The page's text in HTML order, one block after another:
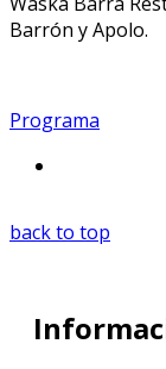
Barrón y Apolo.
Programa
back to top